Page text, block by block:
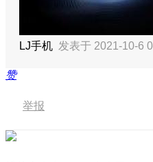
LJ手机 发表于 2021-10-6
赞
举报